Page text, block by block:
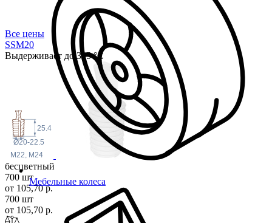
Мебельные колеса
Все цены
SSM20
Выдерживает до 315 °С
25.4
Ø20-22.5
M22, M24
бесцветный
700 шт
от 105,70 р.
700 шт
от 105,70 р.